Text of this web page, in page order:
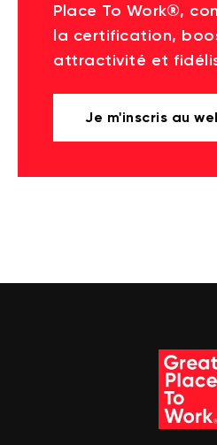
Place To Work®,
la certification,
attractivité et
Je m'inscris au